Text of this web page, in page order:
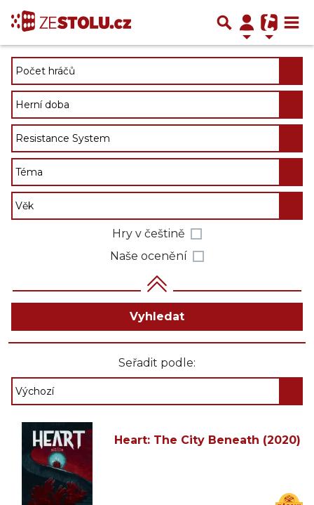
Hry v češtině
Naše ocenění
Vyhledat
Seřadit podle:
Heart: The City Beneath (2020)